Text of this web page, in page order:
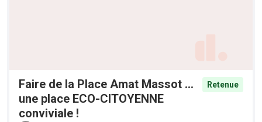
Faire de la Place Amat Massot ...
une place ECO-CITOYENNE
conviviale !
Retenue